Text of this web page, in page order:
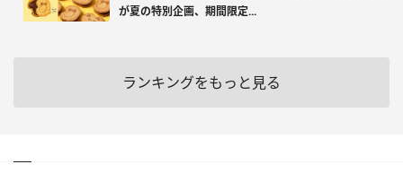
が夏の特別企画、期間限定...
ランキングをもっと見る